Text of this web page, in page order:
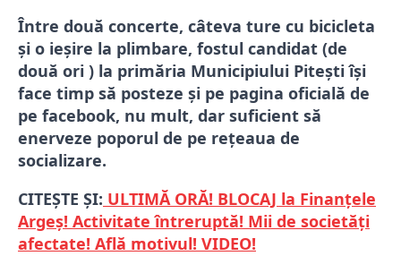
Între două concerte, câteva ture cu bicicleta
și o ieșire la plimbare, fostul candidat (de
două ori ) la primăria Municipiului Pitești își
face timp să posteze și pe pagina oficială de
pe facebook, nu mult, dar suficient să
enerveze poporul de pe rețeaua de
socializare.
CITEȘTE ȘI: ULTIMĂ ORĂ! BLOCAJ la Finanțele
Argeș! Activitate întreruptă! Mii de societăți
afectate! Află motivul! VIDEO!